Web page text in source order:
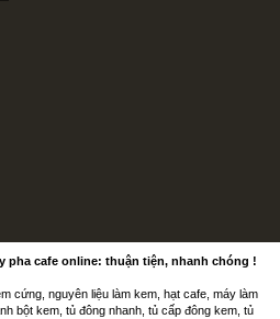
pha cafe online: thuận tiện, nhanh chóng !
cứng, nguyên liệu làm kem, hạt cafe, máy làm
bột kem, tủ đông nhanh, tủ cấp đông kem, tủ